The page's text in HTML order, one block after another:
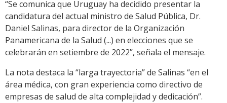
“Se comunica que Uruguay ha decidido presentar la
candidatura del actual ministro de Salud Pública, Dr.
Daniel Salinas, para director de la Organización
Panamericana de la Salud (...) en elecciones que se
celebrarán en setiembre de 2022”, señala el mensaje.
La nota destaca la “larga trayectoria” de Salinas “en el
área médica, con gran experiencia como directivo de
empresas de salud de alta complejidad y dedicación”.